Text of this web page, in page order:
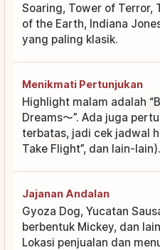
Soaring, Tower of Terror,
of the Earth, Indiana
yang paling klasik.
Menikmati Pertunjukan
Highlight malam adalah
Dreams〜”. Ada juga
terbatas, jadi cek jadwal
Take Flight”, dan lain-lain).
Jajanan Andalan
Gyoza Dog, Yucatan
berbentuk Mickey, dan
Lokasi penjualan dan